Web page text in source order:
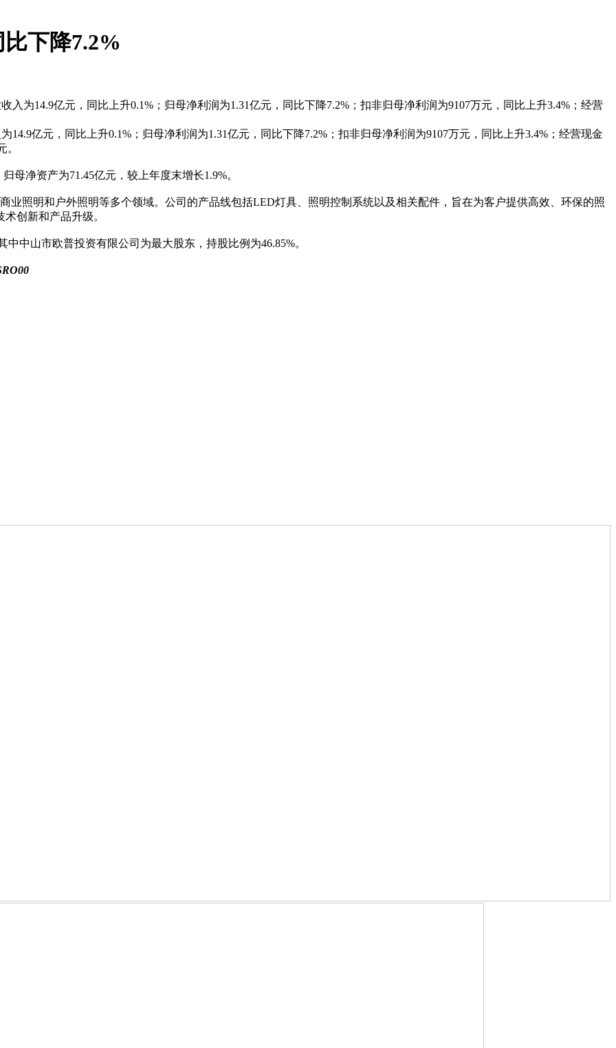
下降7.2%
入为14.9亿元，同比上升0.1%；归母净利润为1.31亿元，同比下降7.2%；扣非归母净利润为9107万元，同比上升3.4%；经营
亿元，同比上升0.1%；归母净利润为1.31亿元，同比下降7.2%；扣非归母净利润为9107万元，同比上升3.4%；经营现金
。
母净资产为71.45亿元，较上年度末增长1.9%。
照明和户外照明等多个领域。公司的产品线包括LED灯具、照明控制系统以及相关配件，旨在为客户提供高效、环保的照
创新和产品升级。
中山市欧普投资有限公司为最大股东，持股比例为46.85%。